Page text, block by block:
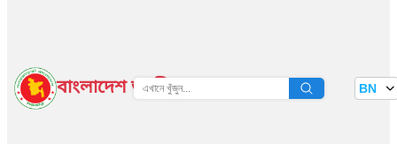
বাংলাদেশ জাতীয় তথ্য বাতায়ন BN